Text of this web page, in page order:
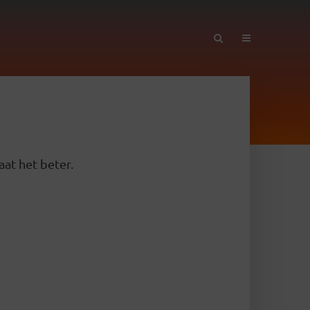
het beter.